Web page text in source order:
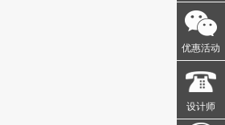
优惠活动
设计师